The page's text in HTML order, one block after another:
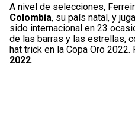
A nivel de selecciones,
Colombia, su país natal, y
sido internacional en 23
de las barras y las estrellas,
hat trick en la Copa Oro 2022.
2022.